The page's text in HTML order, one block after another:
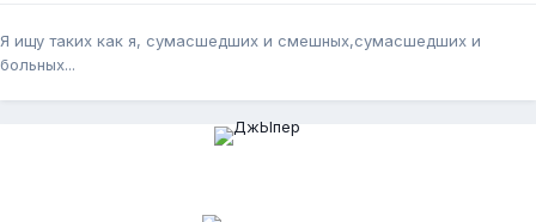
Я ищу таких как я, сумасшедших и смешных,сумасшедших и
больных...